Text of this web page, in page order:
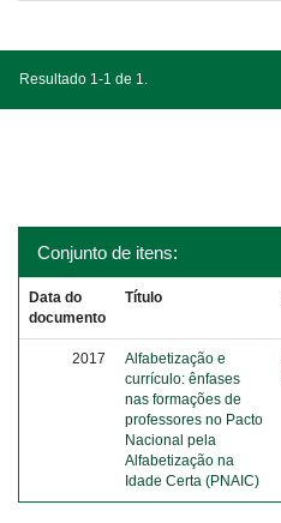
Resultado 1-1 de 1.
Conjunto de itens:
Data do
documento
Título
2017
Alfabetização e
currículo: ênfases
nas formações de
professores no Pacto
Nacional pela
Alfabetização na
Idade Certa (PNAIC)